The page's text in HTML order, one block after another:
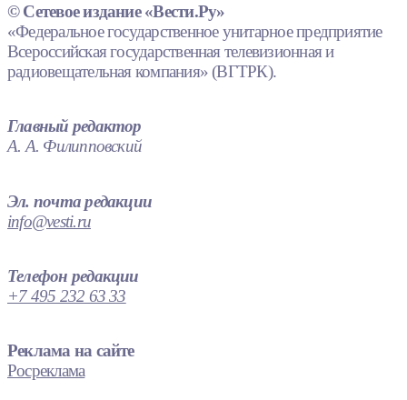
© Сетевое издание «Вести.Ру»
«Федеральное государственное унитарное предприятие
Всероссийская государственная телевизионная и
радиовещательная компания» (ВГТРК).
Главный редактор
А. А. Филипповский
Эл. почта редакции
info@vesti.ru
Телефон редакции
+7 495 232 63 33
Реклама на сайте
Росреклама